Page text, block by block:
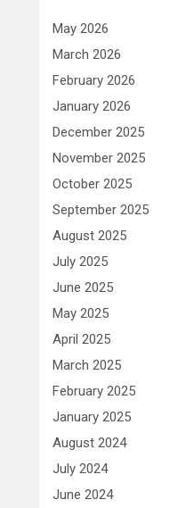
May 2026
March 2026
February 2026
January 2026
December 2025
November 2025
October 2025
September 2025
August 2025
July 2025
June 2025
May 2025
April 2025
March 2025
February 2025
January 2025
August 2024
July 2024
June 2024